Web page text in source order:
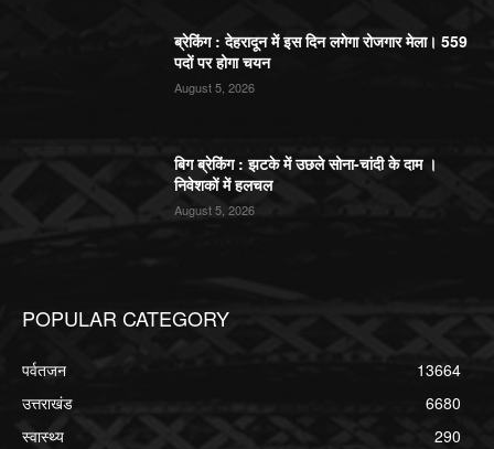
ब्रेकिंग : देहरादून में इस दिन लगेगा रोजगार मेला। 559
पदों पर होगा चयन
August 5, 2026
बिग ब्रेकिंग : झटके में उछले सोना-चांदी के दाम ।
निवेशकों में हलचल
August 5, 2026
POPULAR CATEGORY
पर्वतजन
13664
उत्तराखंड
6680
स्वास्थ्य
290